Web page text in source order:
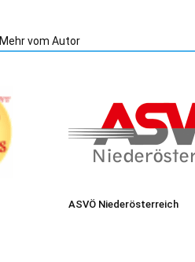
Mehr vom Autor
ASVÖ Niederösterreich